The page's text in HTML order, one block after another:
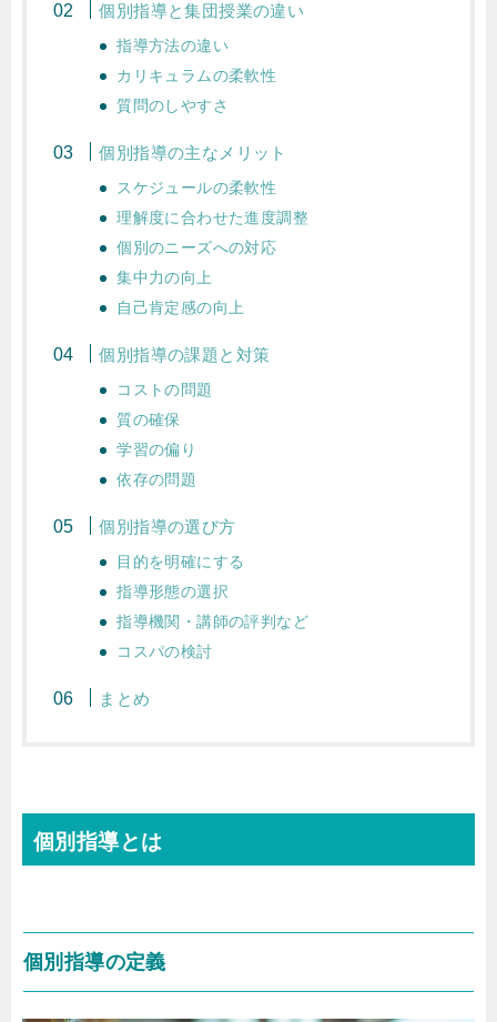
個別指導と集団授業の違い
指導方法の違い
カリキュラムの柔軟性
質問のしやすさ
個別指導の主なメリット
スケジュールの柔軟性
理解度に合わせた進度調整
個別のニーズへの対応
集中力の向上
自己肯定感の向上
個別指導の課題と対策
コストの問題
質の確保
学習の偏り
依存の問題
個別指導の選び方
目的を明確にする
指導形態の選択
指導機関・講師の評判など
コスパの検討
まとめ
個別指導とは
個別指導の定義